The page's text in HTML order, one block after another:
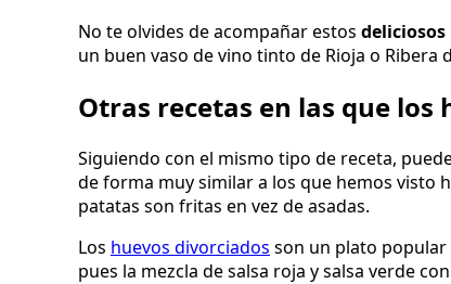
No te olvides de acompañar estos
un buen vaso de vino tinto de Rioja o Ribera
Otras recetas en las que
Siguiendo con el mismo tipo de receta,
de forma muy similar a los que hemos visto
patatas son fritas en vez de asadas.
Los huevos divorciados son un plato popular
pues la mezcla de salsa roja y salsa verde